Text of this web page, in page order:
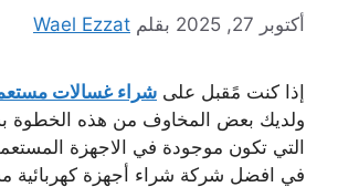
أكتوبر 27, 2025 بقلم Wael Ezzat
إذا كنت مًقبل على شراء غسالات
ولديك بعض المخاوف من هذه الخطوة
التي تكون موجودة في الاجهزة
في افضل شركة شراء أجهزة كهربائية